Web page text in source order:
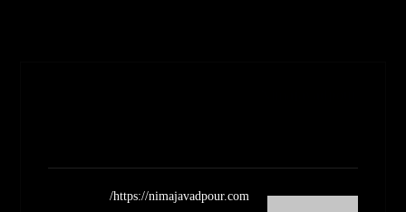
https://nimajavadpour.com/